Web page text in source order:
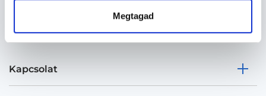
Megtagad
Kapcsolat